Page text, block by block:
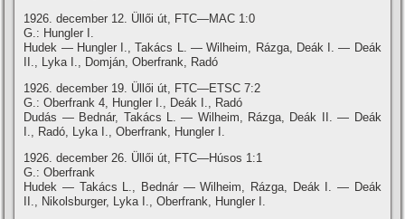
1926. december 12. Üllői út, FTC—MAC 1:0
G.: Hungler I.
Hudek — Hungler I., Takács L. — Wilheim, Rázga, Deák I. — Deák
II., Lyka I., Domján, Oberfrank, Radó
1926. december 19. Üllői út, FTC—ETSC 7:2
G.: Oberfrank 4, Hungler I., Deák I., Radó
Dudás — Bednár, Takács L. — Wilheim, Rázga, Deák II. — Deák
I., Radó, Lyka I., Oberfrank, Hungler I.
1926. december 26. Üllői út, FTC—Húsos 1:1
G.: Oberfrank
Hudek — Takács L., Bednár — Wilheim, Rázga, Deák I. — Deák
II., Nikolsburger, Lyka I., Oberfrank, Hungler I.